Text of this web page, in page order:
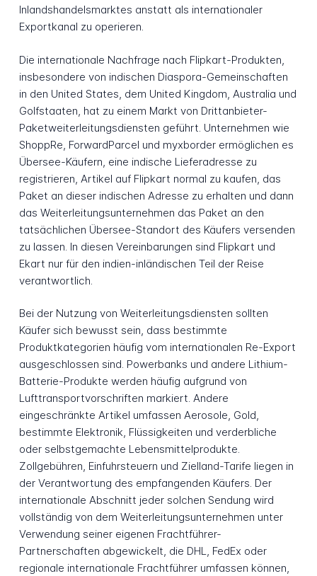
Inlandshandelsmarktes anstatt als internationaler
Exportkanal zu operieren.
Die internationale Nachfrage nach Flipkart-Produkten,
insbesondere von indischen Diaspora-Gemeinschaften
in den United States, dem United Kingdom, Australia und
Golfstaaten, hat zu einem Markt von Drittanbieter-
Paketweiterleitungsdiensten geführt. Unternehmen wie
ShoppRe, ForwardParcel und myxborder ermöglichen es
Übersee-Käufern, eine indische Lieferadresse zu
registrieren, Artikel auf Flipkart normal zu kaufen, das
Paket an dieser indischen Adresse zu erhalten und dann
das Weiterleitungsunternehmen das Paket an den
tatsächlichen Übersee-Standort des Käufers versenden
zu lassen. In diesen Vereinbarungen sind Flipkart und
Ekart nur für den indien-inländischen Teil der Reise
verantwortlich.
Bei der Nutzung von Weiterleitungsdiensten sollten
Käufer sich bewusst sein, dass bestimmte
Produktkategorien häufig vom internationalen Re-Export
ausgeschlossen sind. Powerbanks und andere Lithium-
Batterie-Produkte werden häufig aufgrund von
Lufttransportvorschriften markiert. Andere
eingeschränkte Artikel umfassen Aerosole, Gold,
bestimmte Elektronik, Flüssigkeiten und verderbliche
oder selbstgemachte Lebensmittelprodukte.
Zollgebühren, Einfuhrsteuern und Zielland-Tarife liegen in
der Verantwortung des empfangenden Käufers. Der
internationale Abschnitt jeder solchen Sendung wird
vollständig von dem Weiterleitungsunternehmen unter
Verwendung seiner eigenen Frachtführer-
Partnerschaften abgewickelt, die DHL, FedEx oder
regionale internationale Frachtführer umfassen können,